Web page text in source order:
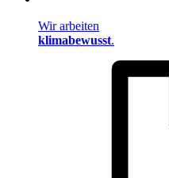
Wir arbeiten
klimabewusst.